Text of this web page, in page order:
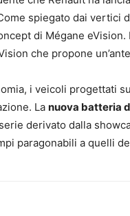
spiegato dai vertici
di Mégane
che propone
i veicoli progettati
La nuova batteria
derivato dalla
paragonabili a quelli